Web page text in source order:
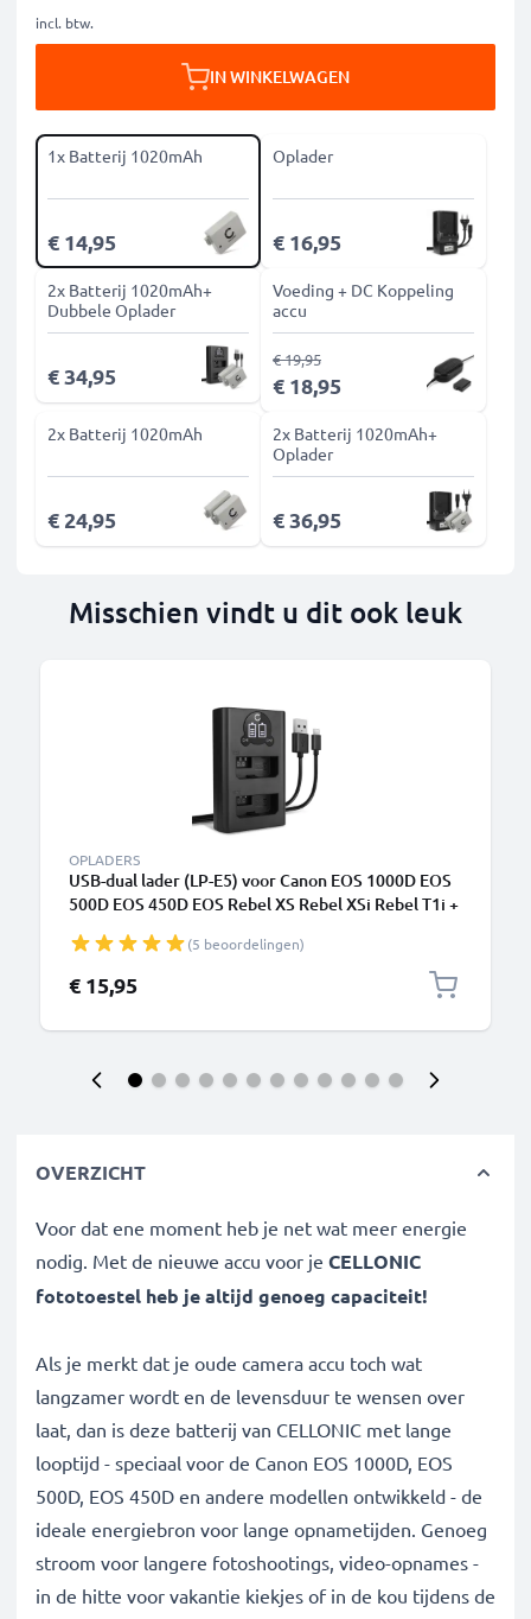
incl. btw.
IN WINKELWAGEN
1x Batterij 1020mAh
€ 14,95
Oplader
€ 16,95
2x Batterij 1020mAh+
Dubbele Oplader
€ 34,95
Voeding + DC Koppeling
accu
€ 18,95
€ 19,95
2x Batterij 1020mAh
€ 24,95
2x Batterij 1020mAh+
Oplader
€ 36,95
Misschien vindt u dit ook leuk
OPLADERS
USB-dual lader (LP-E5) voor Canon EOS 1000D EOS
500D EOS 450D EOS Rebel XS Rebel XSi Rebel T1i +
(5 beoordelingen)
€ 15,95
OVERZICHT
Voor dat ene moment heb je net wat meer energie
nodig. Met de nieuwe accu voor je CELLONIC
fototoestel heb je altijd genoeg capaciteit!
Als je merkt dat je oude camera accu toch wat
langzamer wordt en de levensduur te wensen over
laat, dan is deze batterij van CELLONIC met lange
looptijd - speciaal voor de Canon EOS 1000D, EOS
500D, EOS 450D en andere modellen ontwikkeld - de
ideale energiebron voor lange opnametijden. Genoeg
stroom voor langere fotoshootings, video-opnames -
in de hitte voor vakantie kiekjes of in de kou tijdens de